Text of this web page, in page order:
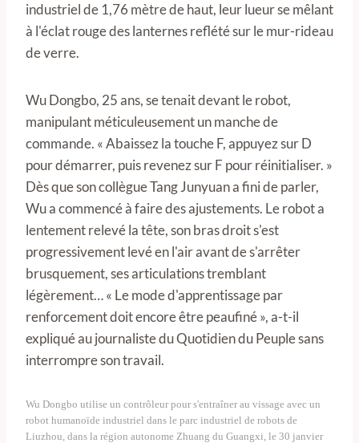
industriel de 1,76 mètre de haut, leur lueur se mêlant
à l'éclat rouge des lanternes reflété sur le mur-rideau
de verre.
Wu Dongbo, 25 ans, se tenait devant le robot,
manipulant méticuleusement un manche de
commande. « Abaissez la touche F, appuyez sur D
pour démarrer, puis revenez sur F pour réinitialiser. »
Dès que son collègue Tang Junyuan a fini de parler,
Wu a commencé à faire des ajustements. Le robot a
lentement relevé la tête, son bras droit s'est
progressivement levé en l'air avant de s'arrêter
brusquement, ses articulations tremblant
légèrement… « Le mode d'apprentissage par
renforcement doit encore être peaufiné », a-t-il
expliqué au journaliste du Quotidien du Peuple sans
interrompre son travail.
Wu Dongbo utilise un contrôleur pour s'entraîner au vissage avec un
robot humanoïde industriel dans le parc industriel de robots de
Liuzhou, dans la région autonome Zhuang du Guangxi, le 30 janvier